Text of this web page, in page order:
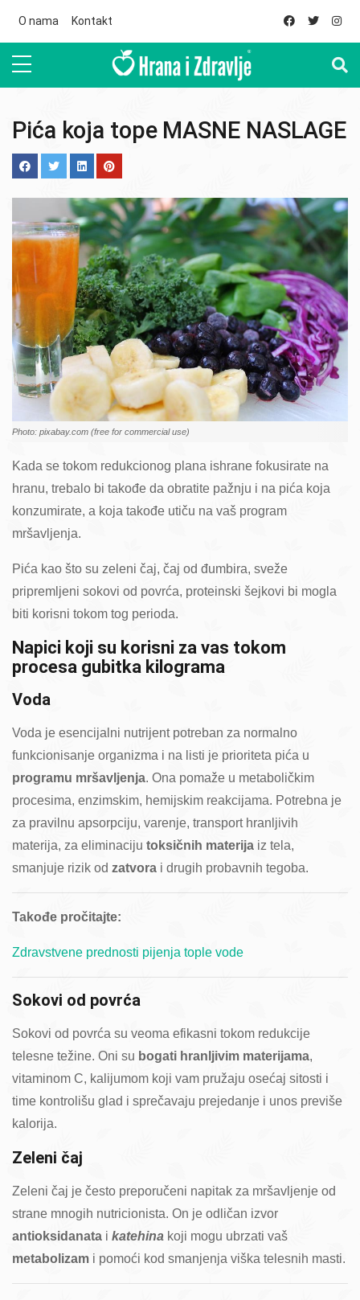
O nama Kontakt
Pića koja tope MASNE NASLAGE
Photo: pixabay.com (free for commercial use)
Kada se tokom redukcionog plana ishrane fokusirate na
hranu, trebalo bi takođe da obratite pažnju i na pića koja
konzumirate, a koja takođe utiču na vaš program
mršavljenja.
Pića kao što su zeleni čaj, čaj od đumbira, sveže
pripremljeni sokovi od povrća, proteinski šejkovi bi mogla
biti korisni tokom tog perioda.
Napici koji su korisni za vas tokom
procesa gubitka kilograma
Voda
Voda je esencijalni nutrijent potreban za normalno
funkcionisanje organizma i na listi je prioriteta pića u
programu mršavljenja. Ona pomaže u metaboličkim
procesima, enzimskim, hemijskim reakcijama. Potrebna je
za pravilnu apsorpciju, varenje, transport hranljivih
materija, za eliminaciju toksičnih materija iz tela,
smanjuje rizik od zatvora i drugih probavnih tegoba.
Takođe pročitajte:
Zdravstvene prednosti pijenja tople vode
Sokovi od povrća
Sokovi od povrća su veoma efikasni tokom redukcije
telesne težine. Oni su bogati hranljivim materijama,
vitaminom C, kalijumom koji vam pružaju osećaj sitosti i
time kontrolišu glad i sprečavaju prejedanje i unos previše
kalorija.
Zeleni čaj
Zeleni čaj je često preporučeni napitak za mršavljenje od
strane mnogih nutricionista. On je odličan izvor
antioksidanata i katehina koji mogu ubrzati vaš
metabolizam i pomoći kod smanjenja viška telesnih masti.